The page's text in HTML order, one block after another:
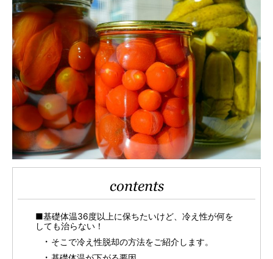
contents
■基礎体温36度以上に保ちたいけど、冷え性が何を
しても治らない！
そこで冷え性脱却の方法をご紹介します。